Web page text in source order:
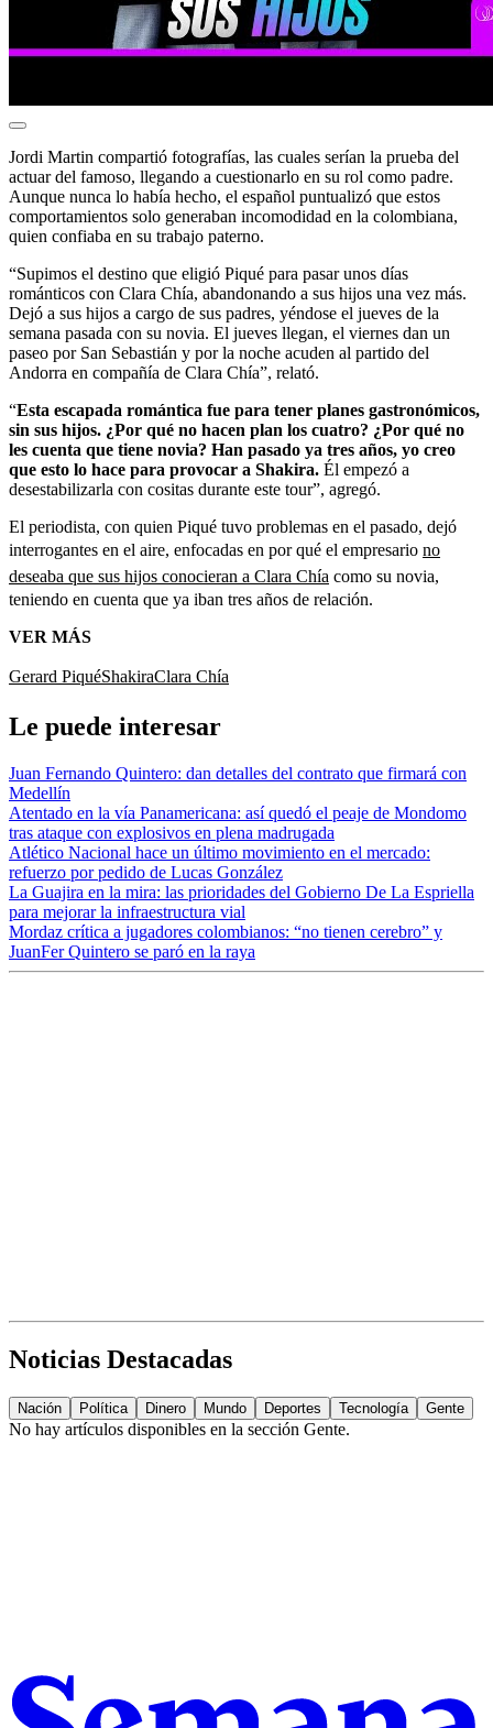
Jordi Martin compartió fotografías, las cuales serían la prueba del
actuar del famoso, llegando a cuestionarlo en su rol como padre.
Aunque nunca lo había hecho, el español puntualizó que estos
comportamientos solo generaban incomodidad en la colombiana,
quien confiaba en su trabajo paterno.
“Supimos el destino que eligió Piqué para pasar unos días
románticos con Clara Chía, abandonando a sus hijos una vez más.
Dejó a sus hijos a cargo de sus padres, yéndose el jueves de la
semana pasada con su novia. El jueves llegan, el viernes dan un
paseo por San Sebastián y por la noche acuden al partido del
Andorra en compañía de Clara Chía”, relató.
“Esta escapada romántica fue para tener planes gastronómicos,
sin sus hijos. ¿Por qué no hacen plan los cuatro? ¿Por qué no
les cuenta que tiene novia? Han pasado ya tres años, yo creo
que esto lo hace para provocar a Shakira. Él empezó a
desestabilizarla con cositas durante este tour”, agregó.
El periodista, con quien Piqué tuvo problemas en el pasado, dejó
interrogantes en el aire, enfocadas en por qué el empresario no
deseaba que sus hijos conocieran a Clara Chía como su novia,
teniendo en cuenta que ya iban tres años de relación.
VER MÁS
Gerard PiquéShakiraClara Chía
Le puede interesar
Juan Fernando Quintero: dan detalles del contrato que firmará con
Medellín
Atentado en la vía Panamericana: así quedó el peaje de Mondomo
tras ataque con explosivos en plena madrugada
Atlético Nacional hace un último movimiento en el mercado:
refuerzo por pedido de Lucas González
La Guajira en la mira: las prioridades del Gobierno De La Espriella
para mejorar la infraestructura vial
Mordaz crítica a jugadores colombianos: “no tienen cerebro” y
JuanFer Quintero se paró en la raya
Noticias Destacadas
Nación Política Dinero Mundo Deportes Tecnología Gente
No hay artículos disponibles en la sección Gente.